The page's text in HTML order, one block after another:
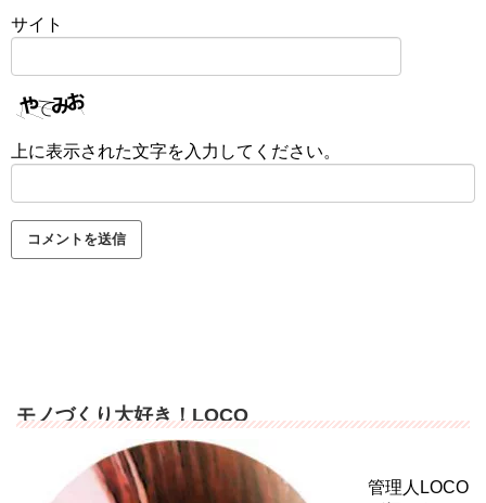
サイト
上に表示された文字を入力してください。
モノづくり大好き！LOCO
管理人LOCO